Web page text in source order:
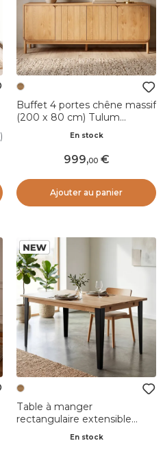
)
Buffet 4 portes chêne massif
(200 x 80 cm) Tulum
En stock
999,00
Ajouter au panier
Table à manger
rectangulaire extensible
chêne massif et métal (160
cm) Bristol Naturel
En stock